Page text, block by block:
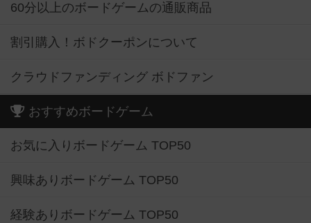
60分以上のボードゲームの通販商品
割引購入！ボドクーポンについて
クラウドファンディング ボドファン
おすすめボードゲーム
お気に入りボードゲーム TOP50
興味ありボードゲーム TOP50
経験ありボードゲーム TOP50